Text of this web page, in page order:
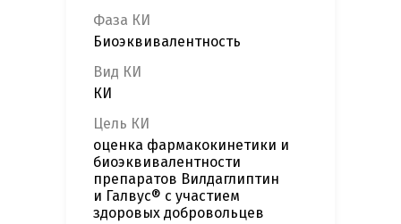
Фаза КИ
Биоэквивалентность
Вид КИ
КИ
Цель КИ
оценка фармакокинетики и
биоэквивалентности
препаратов Вилдаглиптин
и Галвус® с участием
здоровых добровольцев